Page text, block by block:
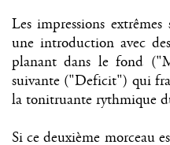
Les impressions
une introduction avec
planant dans le fond
suivante ("Deficit") qui
la tonitruante rythmique
Si ce deuxième morceau